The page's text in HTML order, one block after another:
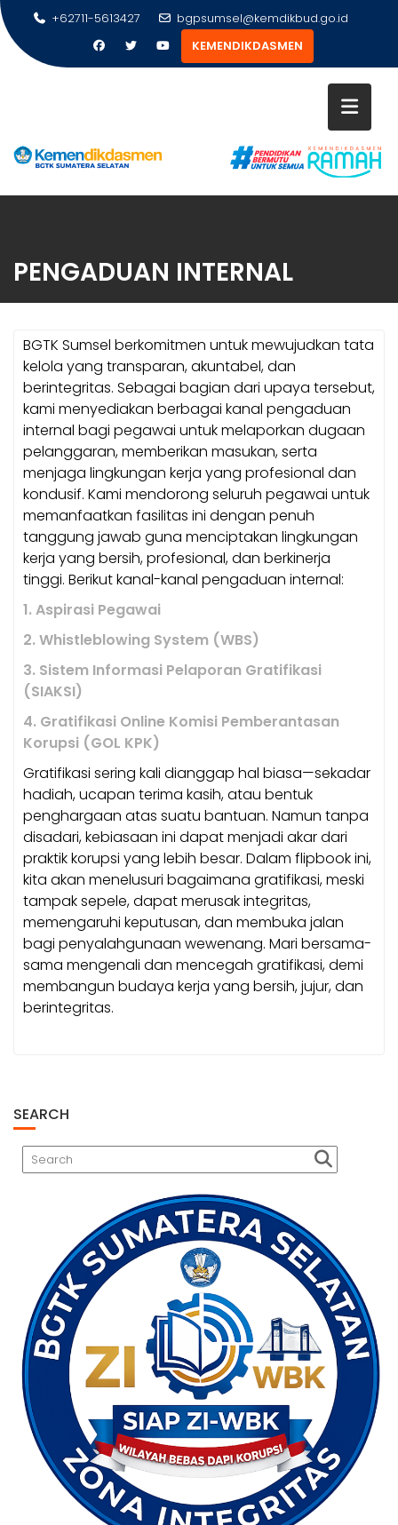
Skip
to
content
+62711-5613427
bgpsumsel@kemdikbud.go.id
KEMENDIKDASMEN
PENGADUAN INTERNAL
BGTK Sumsel berkomitmen untuk mewujudkan tata
kelola yang transparan, akuntabel, dan
berintegritas. Sebagai bagian dari upaya tersebut,
kami menyediakan berbagai kanal pengaduan
internal bagi pegawai untuk melaporkan dugaan
pelanggaran, memberikan masukan, serta
menjaga lingkungan kerja yang profesional dan
kondusif. Kami mendorong seluruh pegawai untuk
memanfaatkan fasilitas ini dengan penuh
tanggung jawab guna menciptakan lingkungan
kerja yang bersih, profesional, dan berkinerja
tinggi. Berikut kanal-kanal pengaduan internal:
1. Aspirasi Pegawai
2. Whistleblowing System (WBS)
3. Sistem Informasi Pelaporan Gratifikasi
(SIAKSI)
4. Gratifikasi Online Komisi Pemberantasan
Korupsi (GOL KPK)
Gratifikasi sering kali dianggap hal biasa—sekadar
hadiah, ucapan terima kasih, atau bentuk
penghargaan atas suatu bantuan. Namun tanpa
disadari, kebiasaan ini dapat menjadi akar dari
praktik korupsi yang lebih besar. Dalam flipbook ini,
kita akan menelusuri bagaimana gratifikasi, meski
tampak sepele, dapat merusak integritas,
memengaruhi keputusan, dan membuka jalan
bagi penyalahgunaan wewenang. Mari bersama-
sama mengenali dan mencegah gratifikasi, demi
membangun budaya kerja yang bersih, jujur, dan
berintegritas.
SEARCH